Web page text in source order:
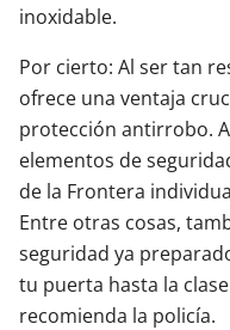
inoxidable.
Por cierto: Al ser tan
ofrece una ventaja
protección antirrobo.
elementos de
de la Frontera
Entre otras cosas,
seguridad ya
tu puerta hasta la
recomienda la policía.